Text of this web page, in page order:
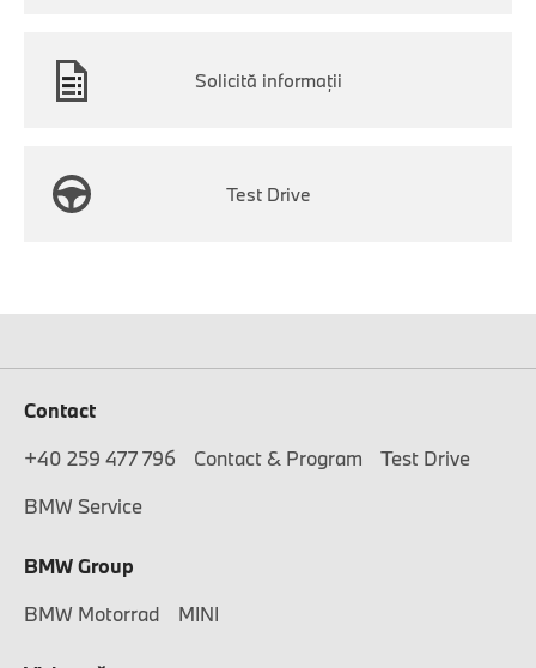
Solicită informaţii
Test Drive
Contact
+40 259 477 796
Contact & Program
Test Drive
BMW Service
BMW Group
BMW Motorrad
MINI